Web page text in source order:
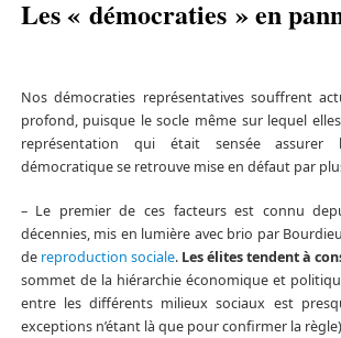
Les « démocraties » en
Nos démocraties représentatives souffrent
profond, puisque le socle même sur lequel
représentation qui était sensée assurer
démocratique se retrouve mise en défaut par
– Le premier de ces facteurs est connu
décennies, mis en lumière avec brio par
de reproduction sociale. Les élites tendent à
sommet de la hiérarchie économique et
entre les différents milieux sociaux est
exceptions n’étant là que pour confirmer la